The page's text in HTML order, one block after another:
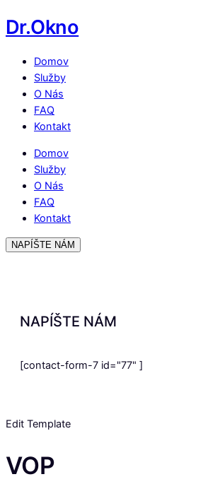
Dr.Okno
Domov
Služby
O Nás
FAQ
Kontakt
Domov
Služby
O Nás
FAQ
Kontakt
NAPÍŠTE NÁM
NAPÍŠTE NÁM
[contact-form-7 id="77" ]
Edit Template
VOP